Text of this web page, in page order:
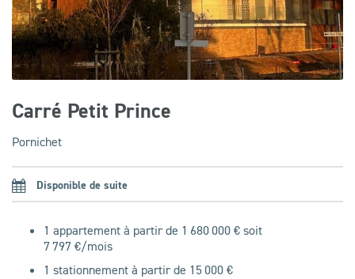
Carré Petit Prince
Pornichet
Disponible de suite
1 appartement à partir de 1 680 000 € soit
7 797 €/mois
1 stationnement à partir de 15 000 €